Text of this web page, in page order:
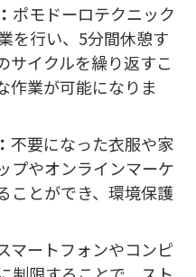
ポモドーロテクニック
を行い、5分間休憩す
サイクルを繰り返すこ
作業が可能になりま
不要になった衣服や家
プやオンラインマーケ
ことができ、環境保護
マートフォンやコンピ